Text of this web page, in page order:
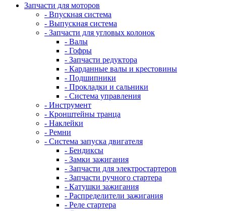
Запчасти для моторов
- Впускная система
- Выпускная система
- Запчасти для угловых колонок
- Валы
- Гофры
- Запчасти редуктора
- Карданные валы и крестовины
- Подшипники
- Прокладки и сальники
- Система управления
- Инструмент
- Кронштейны транца
- Наклейки
- Ремни
- Система запуска двигателя
- Бендиксы
- Замки зажигания
- Запчасти для электростартеров
- Запчасти ручного стартера
- Катушки зажигания
- Распределители зажигания
- Реле стартера